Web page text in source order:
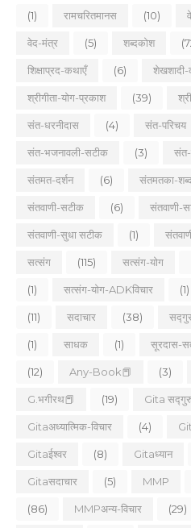
(1) रामचरितमानस (10)
वेद-मंत्र (5) शब्दकोश
शिक्षाप्रद-कथाएँ (6) शेखशादी-
श्रीगीता-योग-प्रकाश (39)
संत-धरनीदास (4) संत-परिचय
संत-भजनावली-सटीक (3) संत-
संतमत-दर्शन (6) संतमतका-
संतवाणी-सटीक (6) संतवाणी-
संतवाणी-सुधा सटीक (1)
सत्संग (115) सत्संग-योग
(1) सत्संग-योग-ADKविचार (1)
(11) सदाचार (38)
(1) साधक (1) सूरदास-
(12) Any-Book📕 (3)
G.भगीरथ📕 (19) Gita
Gitaअध्यात्मिक-विचार (4)
Gitaईश्वर (8) Gitaध्यान
Gitaसदाचार (5) MMP
(86) MMPअन्य-विचार (29)